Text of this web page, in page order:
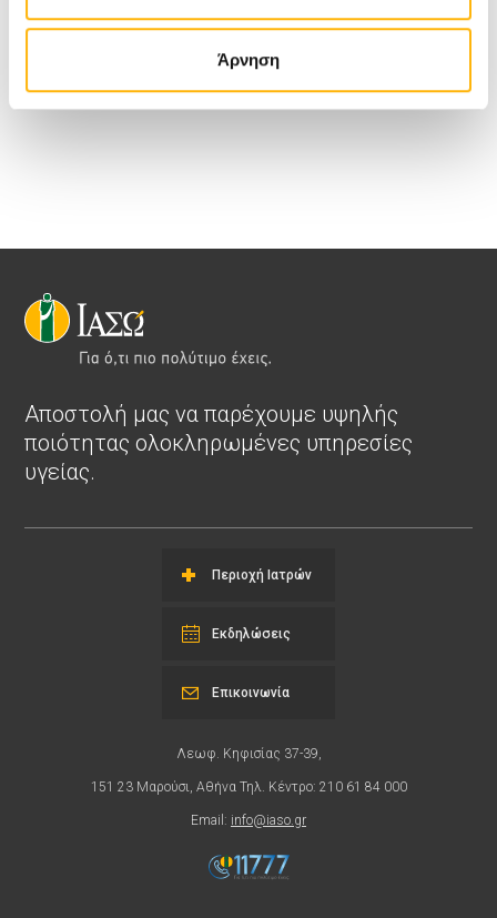
Άρνηση
Χριστοπούλου, Εμπορική Διεύθυνση Ομίλου ΙΑΣΩ,
nchristopoulou@iaso.gr
Αποστολή μας να παρέχουμε υψηλής
ποιότητας ολοκληρωμένες υπηρεσίες
υγείας.
Περιοχή Ιατρών
Εκδηλώσεις
Λεωφ. Κηφισίας 37-39,
151 23 Μαρούσι, Αθήνα Τηλ. Κέντρο: 210 61 84 000
Email: info@iaso.gr
Επικοινωνία